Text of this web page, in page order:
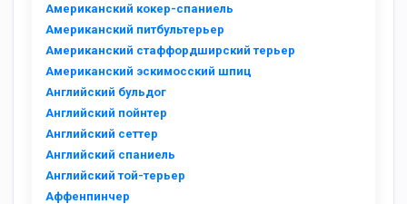
Американский кокер-спаниель
Американский питбультерьер
Американский стаффордширский терьер
Американский эскимосский шпиц
Английский бульдог
Английский пойнтер
Английский сеттер
Английский спаниель
Английский той-терьер
Аффенпинчер